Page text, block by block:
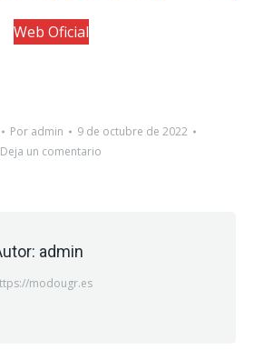
Web Oficial
Web Oficial
Por admin
9 de octubre de 2022
Deja un comentario
admin
modougr.es